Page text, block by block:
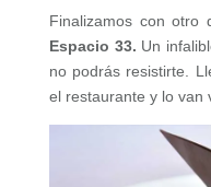
Finalizamos con otro
Espacio 33. Un
no podrás resistirte.
el restaurante y lo van